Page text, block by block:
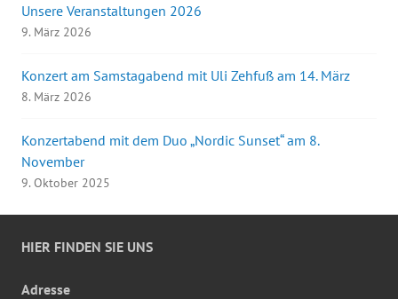
Unsere Veranstaltungen 2026
9. März 2026
Konzert am Samstagabend mit Uli Zehfuß am 14. März
8. März 2026
Konzertabend mit dem Duo „Nordic Sunset“ am 8.
November
9. Oktober 2025
HIER FINDEN SIE UNS
Adresse